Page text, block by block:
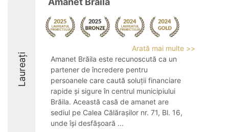
Laureați
Arată mai multe >>
Amanet Brăila este recunoscută ca un
partener de încredere pentru
persoanele care caută soluții financiare
rapide și sigure în centrul municipiului
Brăila. Această casă de amanet are
sediul pe Calea Călărașilor nr. 71, Bl. 16,
unde își desfășoară ...